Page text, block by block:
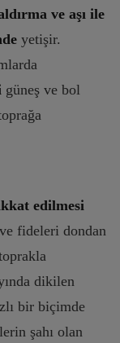
ve aşı ile
yetişir.
güneş ve bol
edilmesi
fideleri dondan
dikilen
bir biçimde
şahı olan